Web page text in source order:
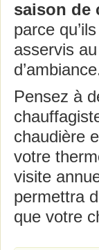
saison de
parce
asservis au
Pensez à
chaudière
votre
visite
permettra
que votre